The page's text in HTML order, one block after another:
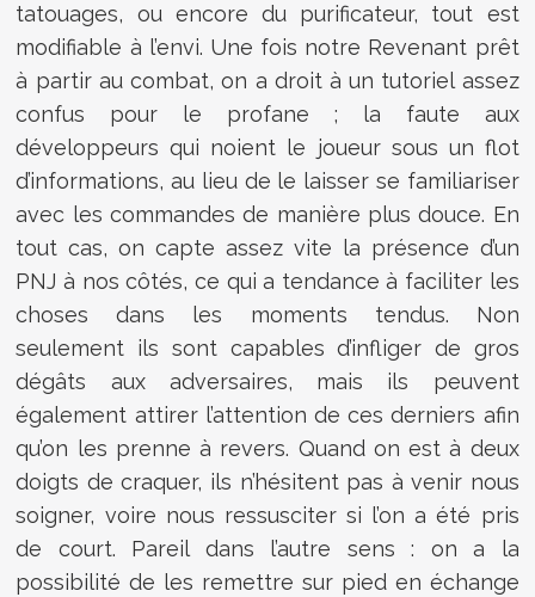
tatouages, ou encore du purificateur, tout est
modifiable à l’envi. Une fois notre Revenant prêt
à partir au combat, on a droit à un tutoriel assez
confus pour le profane ; la faute aux
développeurs qui noient le joueur sous un flot
d’informations, au lieu de le laisser se familiariser
avec les commandes de manière plus douce. En
tout cas, on capte assez vite la présence d’un
PNJ à nos côtés, ce qui a tendance à faciliter les
choses dans les moments tendus. Non
seulement ils sont capables d’infliger de gros
dégâts aux adversaires, mais ils peuvent
également attirer l’attention de ces derniers afin
qu’on les prenne à revers. Quand on est à deux
doigts de craquer, ils n’hésitent pas à venir nous
soigner, voire nous ressusciter si l’on a été pris
de court. Pareil dans l’autre sens : on a la
possibilité de les remettre sur pied en échange